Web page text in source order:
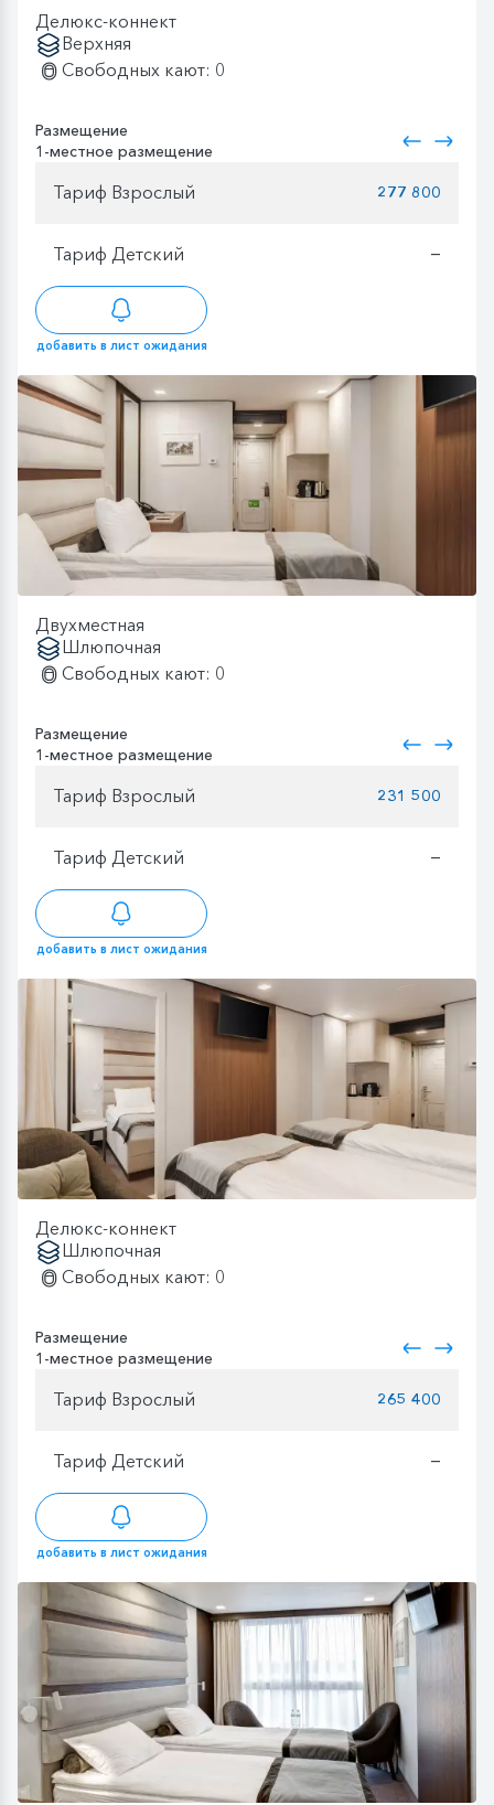
Делюкс-коннект
Верхняя
Свободных кают: 0
Размещение
1-местное размещение
Тариф Взрослый 277 800
Тариф Детский —
добавить в лист ожидания
Двухместная
Шлюпочная
Свободных кают: 0
Размещение
1-местное размещение
Тариф Взрослый 231 500
Тариф Детский —
добавить в лист ожидания
Делюкс-коннект
Шлюпочная
Свободных кают: 0
Размещение
1-местное размещение
Тариф Взрослый 265 400
Тариф Детский —
добавить в лист ожидания